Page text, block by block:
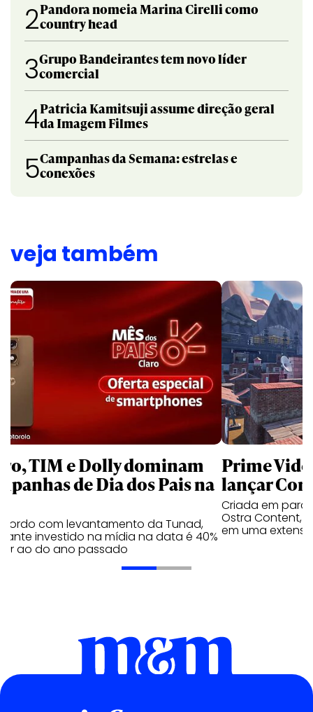
2Pandora nomeia Marina Cirelli como
country head
3Grupo Bandeirantes tem novo líder
comercial
4Patricia Kamitsuji assume direção geral
da Imagem Filmes
5Campanhas da Semana: estrelas e
conexões
veja também
TIM e Dolly dominam
de Dia dos Pais na
com levantamento da Tunad,
investido na mídia na data é 40%
ao do ano passado
Prime
lançar
Criada em
Ostra Content,
em uma